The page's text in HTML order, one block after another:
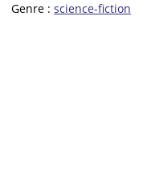
Genre : science-fiction